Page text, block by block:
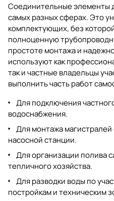
Соединительные элементы
самых разных сферах. Это
комплектующих, без
полноценную
простоте монтажа и
используют как
так и частные владельцы
выполнить часть работ
Для подключения
водоснабжения.
Для монтажа
насосной станции.
Для организации полива
тепличного хозяйства.
Для разводки воды по
постройкам и техническим